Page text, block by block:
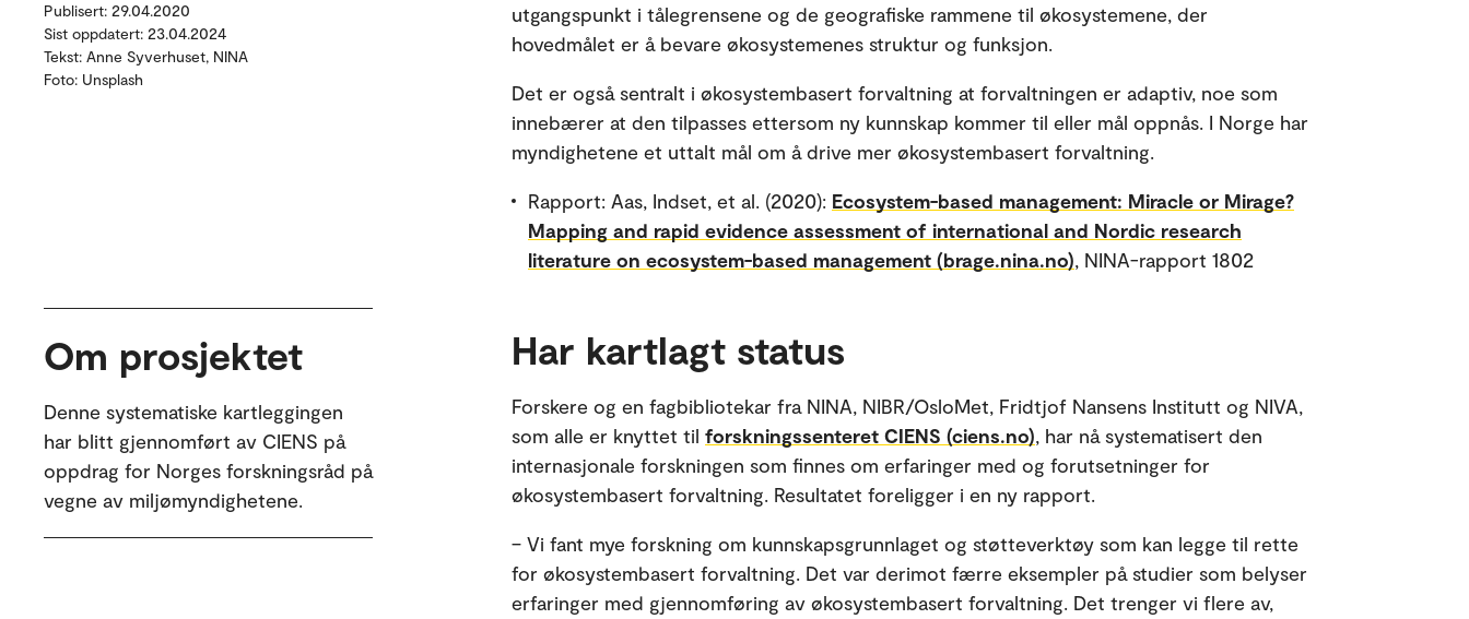
Publisert: 29.04.2020
Sist oppdatert: 23.04.2024
Tekst: Anne Syverhuset, NINA
Foto: Unsplash
utgangspunkt i tålegrensene og de geografiske rammene til økosystemene, der
hovedmålet er å bevare økosystemenes struktur og funksjon.
Det er også sentralt i økosystembasert forvaltning at forvaltningen er adaptiv, noe som
innebærer at den tilpasses ettersom ny kunnskap kommer til eller mål oppnås. I Norge har
myndighetene et uttalt mål om å drive mer økosystembasert forvaltning.
Rapport: Aas, Indset, et al. (2020): Ecosystem-based management: Miracle or Mirage?
Mapping and rapid evidence assessment of international and Nordic research
literature on ecosystem-based management (brage.nina.no), NINA-rapport 1802
Om prosjektet
Denne systematiske kartleggingen
har blitt gjennomført av CIENS på
oppdrag for Norges forskningsråd på
vegne av miljømyndighetene.
Har kartlagt status
Forskere og en fagbibliotekar fra NINA, NIBR/OsloMet, Fridtjof Nansens Institutt og NIVA,
som alle er knyttet til forskningssenteret CIENS (ciens.no), har nå systematisert den
internasjonale forskningen som finnes om erfaringer med og forutsetninger for
økosystembasert forvaltning. Resultatet foreligger i en ny rapport.
– Vi fant mye forskning om kunnskapsgrunnlaget og støtteverktøy som kan legge til rette
for økosystembasert forvaltning. Det var derimot færre eksempler på studier som belyser
erfaringer med gjennomføring av økosystembasert forvaltning. Det trenger vi flere av,